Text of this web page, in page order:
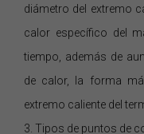
diámetro del extremo
calor específico del
tiempo, además de
de calor, la forma
extremo caliente del
3. Tipos de puntos de